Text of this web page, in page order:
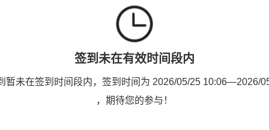
签到未在有效时间段内
暂未在签到时间段内，签到时间为 2026/05/25 10:06—2026/
，期待您的参与！